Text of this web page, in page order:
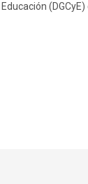
(DGCyE)